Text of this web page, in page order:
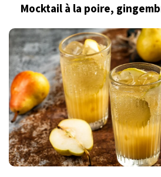
Mocktail à la poire,